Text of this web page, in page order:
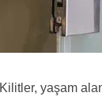
yaşam